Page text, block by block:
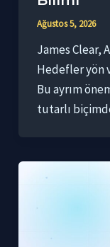
Ağustos 5, 2026
James Clear,
Hedefler yön
Bu ayrım
tutarlı